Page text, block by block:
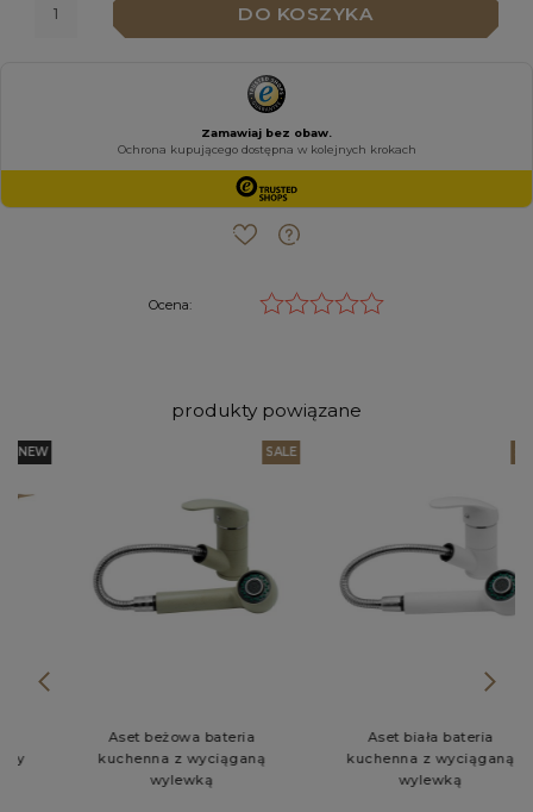
DO KOSZYKA
Ocena:
produkty powiązane
Aset beżowa bateria
kuchenna z wyciąganą
wylewką
Aset biała bateria
kuchenna z wyciąganą
wylewką